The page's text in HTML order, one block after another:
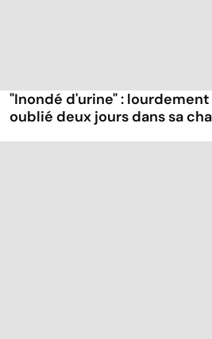
"Inondé d'urine" :
oublié deux jours dans sa